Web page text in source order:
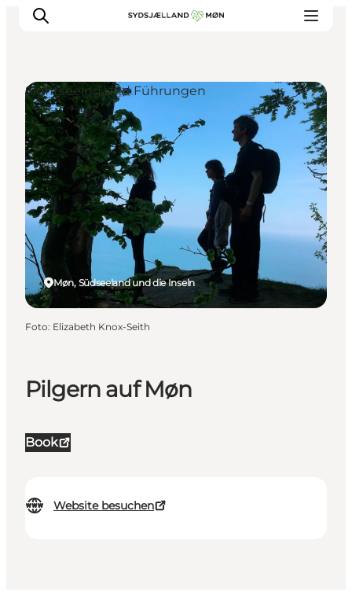
Erleben
Städte und Orte
Events
Essen
Unterkunft
Reise planen
Pilgern auf Møn
Book
Website besuchen
Møn, Südseeland und die Inseln
Sightseeing und Führungen
Foto: Elizabeth Knox-Seith